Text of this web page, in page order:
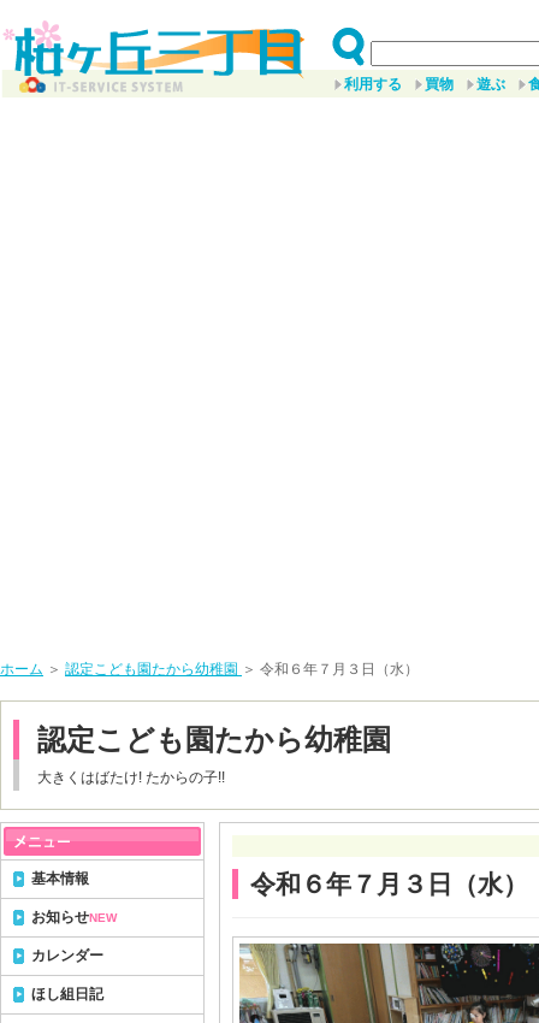
利用する 買物 遊ぶ
ホーム ＞ 認定こども園たから幼稚園 ＞ 令和６年７月３日（水）
認定こども園たから幼稚園
大きくはばたけ! たからの子!!
令和６年７月３日（水）
基本情報
お知らせNEW
カレンダー
ほし組日記